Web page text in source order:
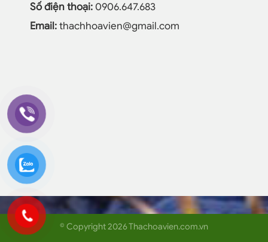
Số điện thoại:0906.647.683
Email:thachhoavien@gmail.com
© Copyright 2026 Thachoavien.com.vn